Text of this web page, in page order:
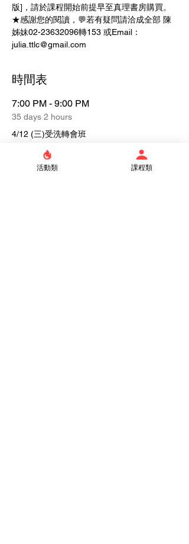
版]，請於課程開始前提早至真理書房購買。
★感謝您的閱讀，💬若有疑問請洽成全部 陳
姊妹02-23632096轉153 或Email：
julia.ttlc@gmail.com
時間表
7:00 PM - 9:00 PM
35 days 2 hours
4/12 (三)受洗轉會班
活動類 課程類